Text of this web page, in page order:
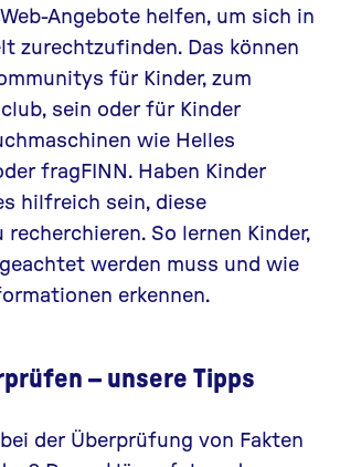
Angebote helfen, um sich in
zurechtzufinden. Das können
für Kinder, zum
, sein oder für Kinder
wie Helles
fragFINN. Haben Kinder
hilfreich sein, diese
recherchieren. So lernen Kinder,
werden muss und wie
erkennen.
– unsere Tipps
der Überprüfung von Fakten